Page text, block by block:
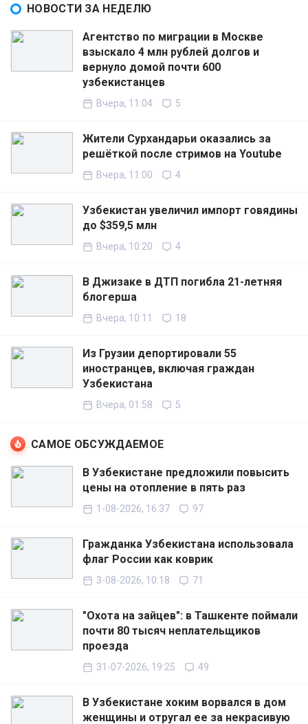
НОВОСТИ ЗА НЕДЕЛЮ
Агентство по миграции в Москве
взыскало 4 млн рублей долгов и
вернуло домой почти 600
узбекистанцев
Вчера, 11:04 5
Жители Сурхандарьи оказались за
решёткой после стримов на Youtube
Вчера, 11:00 4
Узбекистан увеличил импорт говядины
до $359,5 млн
Вчера, 10:20 4
В Джизаке в ДТП погибла 21-летняя
блогерша
Вчера, 10:11 18
Из Грузии депортировали 55
иностранцев, включая граждан
Узбекистана
Вчера, 01:58 5
САМОЕ ОБСУЖДАЕМОЕ
В Узбекистане предложили повысить
цены на отопление в пять раз
1-08-2026, 16:37 97
Гражданка Узбекистана использовала
флаг России как коврик
3-08-2026, 10:18 71
"Охота на зайцев": в Ташкенте поймали
почти 80 тысяч неплательщиков
проезда
31-07-2026, 19:25 49
В Узбекистане хоким ворвался в дом
женщины и отругал ее за некрасивую